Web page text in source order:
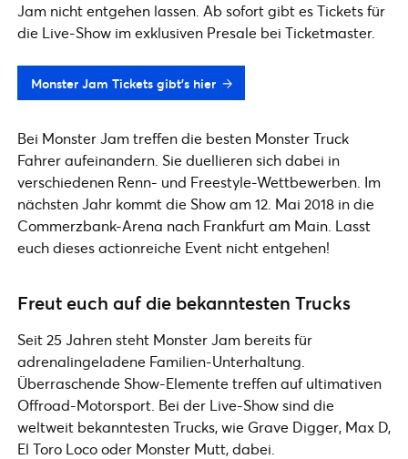
Jam nicht entgehen lassen. Ab sofort gibt es Tickets für
die Live-Show im exklusiven Presale bei Ticketmaster.
Monster Jam Tickets gibt's hier
Bei Monster Jam treffen die besten Monster Truck
Fahrer aufeinandern. Sie duellieren sich dabei in
verschiedenen Renn- und Freestyle-Wettbewerben. Im
nächsten Jahr kommt die Show am 12. Mai 2018 in die
Commerzbank-Arena nach Frankfurt am Main. Lasst
euch dieses actionreiche Event nicht entgehen!
Freut euch auf die bekanntesten Trucks
Seit 25 Jahren steht Monster Jam bereits für
adrenalingeladene Familien-Unterhaltung.
Überraschende Show-Elemente treffen auf ultimativen
Offroad-Motorsport. Bei der Live-Show sind die
weltweit bekanntesten Trucks, wie Grave Digger, Max D,
El Toro Loco oder Monster Mutt, dabei.